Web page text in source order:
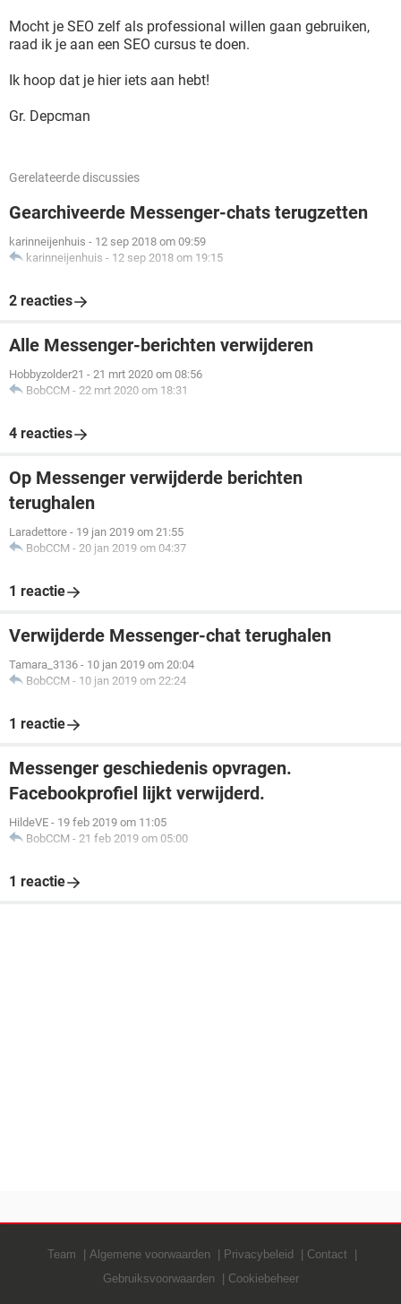
Mocht je SEO zelf als professional willen gaan gebruiken,
raad ik je aan een SEO cursus te doen.
Ik hoop dat je hier iets aan hebt!
Gr. Depcman
Gerelateerde discussies
Gearchiveerde Messenger-chats terugzetten
karinneijenhuis - 12 sep 2018 om 09:59
karinneijenhuis - 12 sep 2018 om 19:15
2 reacties
Alle Messenger-berichten verwijderen
Hobbyzolder21 - 21 mrt 2020 om 08:56
BobCCM - 22 mrt 2020 om 18:31
4 reacties
Op Messenger verwijderde berichten
terughalen
Laradettore - 19 jan 2019 om 21:55
BobCCM - 20 jan 2019 om 04:37
1 reactie
Verwijderde Messenger-chat terughalen
Tamara_3136 - 10 jan 2019 om 20:04
BobCCM - 10 jan 2019 om 22:24
1 reactie
Messenger geschiedenis opvragen.
Facebookprofiel lijkt verwijderd.
HildeVE - 19 feb 2019 om 11:05
BobCCM - 21 feb 2019 om 05:00
1 reactie
Team Algemene voorwaarden Privacybeleid
Contact
Gebruiksvoorwaarden
Cookiebeheer